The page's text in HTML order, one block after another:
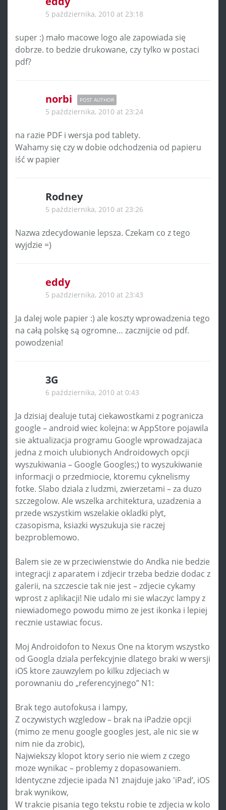
5 października, 2010 at 23:18
super :) mało macowe logo ale zapowiada się
dobrze. to bedzie drukowane, czy tylko w postaci
pdf?
norbi POST AUTHOR
5 października, 2010 at 23:24
na razie PDF i wersja pod tablety.
Wahamy się czy w dobie odchodzenia od papieru
iść w papier
Rodney
5 października, 2010 at 23:26
Nazwa zdecydowanie lepsza. Czekam co z tego
wyjdzie =)
eddy
5 października, 2010 at 23:43
Ja dalej wole papier :) ale koszty wprowadzenia tego
na całą polskę są ogromne… zacznijcie od pdf.
powodzenia!
3G
6 października, 2010 at 0:43
Ja dzisiaj dealuje tutaj ciekawostkami z pogranicza
google – android wiec kolejna: w AppStore pojawila
sie aktualizacja programu Google wprowadzajaca
jedna z moich ulubionych Androidowych opcji
wyszukiwania – Google Googles;) to wyszukiwanie
informacji o przedmiocie, ktoremu cyknelismy
fotke. Slabo dziala z ludzmi, zwierzetami – za duzo
szczegolow. Ale wszelka architektura, uzadzenia a
przede wszystkim wszelakie okladki plyt,
czasopisma, ksiazki wyszukuja sie raczej
bezproblemowo.
Balem sie ze w przeciwienstwie do Andka nie bedzie
integracji z aparatem i zdjecir trzeba bedzie dodac z
galerii, na szczescie tak nie jest – zdjecie cykamy
wprost z aplikacji! Nie udalo mi sie wlaczyc lampy z
niewiadomego powodu mimo ze jest ikonka i lepiej
recznie ustawiac focus.
Moj Androidofon to Nexus One na ktorym wszystko
od Googla dziala perfekcyjnie dlatego braki w wersji
iOS ktore zauwzylem po kilku zdjeciach w
porownaniu do „referencyjnego” N1:
Brak tego autofokusa i lampy,
Z oczywistych wzgledow – brak na iPadzie opcji
(mimo ze menu google googles jest, ale nic sie w
nim nie da zrobic),
Najwiekszy klopot ktory serio nie wiem z czego
moze wynikac – problemy z dopasowaniem.
Identyczne zdjecie ipada N1 znajduje jako 'iPad’, iOS
brak wynikow,
W trakcie pisania tego tekstu robie te zdjecia w kolo